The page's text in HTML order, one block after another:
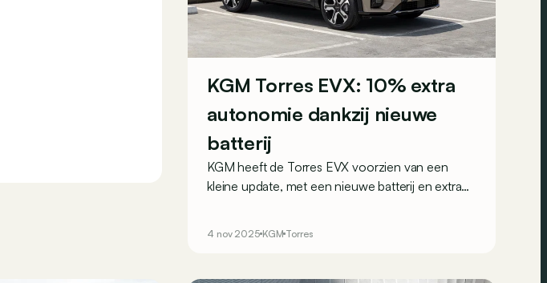
KGM Torres EVX: 10% extra
autonomie dankzij nieuwe
batterij
KGM heeft de Torres EVX voorzien van een
kleine update, met een nieuwe batterij en extra
4 nov 2025 KGM Torres